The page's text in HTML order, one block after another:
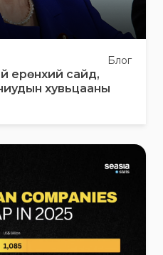
Блог
ерөнхий сайд,
хувьцааны